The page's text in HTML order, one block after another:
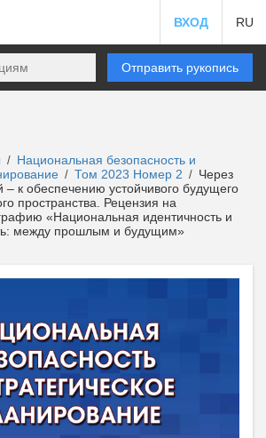
ВХОД RU
Отправить рукопись
/ Национальная безопасность и
/ Том 2023 Номер 2 / Через
– к обеспечению устойчивого будущего
пространства. Рецензия на
«Национальная идентичность и
между прошлым и будущим»